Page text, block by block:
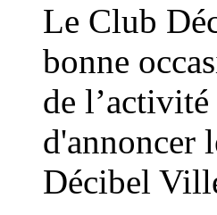
Le Club
bonne
de
d'annoncer
Décibel